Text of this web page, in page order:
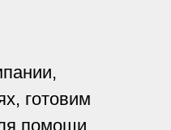
готовим
помощи